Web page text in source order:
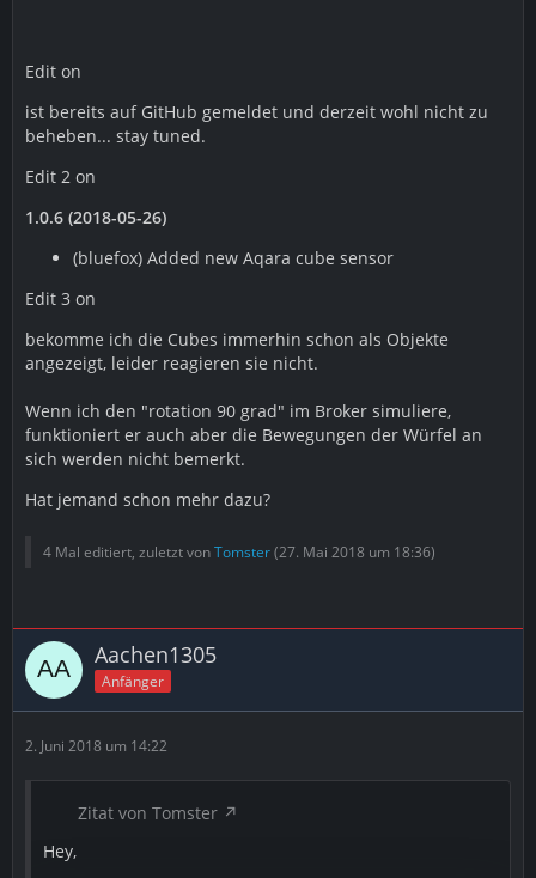
Edit on
ist bereits auf GitHub gemeldet und derzeit wohl nicht zu
beheben... stay tuned.
Edit 2 on
1.0.6 (2018-05-26)
(bluefox) Added new Aqara cube sensor
Edit 3 on
bekomme ich die Cubes immerhin schon als Objekte
angezeigt, leider reagieren sie nicht.
Wenn ich den "rotation 90 grad" im Broker simuliere,
funktioniert er auch aber die Bewegungen der Würfel an
sich werden nicht bemerkt.
Hat jemand schon mehr dazu?
4 Mal editiert, zuletzt vonTomster(27. Mai 2018 um 18:36)
Aachen1305
Anfänger
2. Juni 2018 um 14:22
Zitat von Tomster
Hey,